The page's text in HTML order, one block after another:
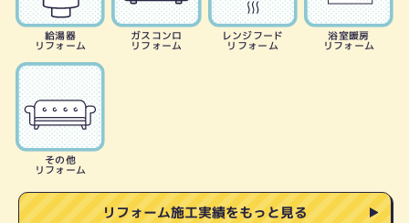
給湯器
リフォーム
ガスコンロ
リフォーム
レンジフード
リフォーム
浴室暖房
リフォーム
その他
リフォーム
リフォーム施工実績をもっと見る